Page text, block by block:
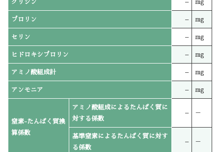
グリシン – mg
プロリン – mg
セリン – mg
ヒドロキシプロリン – mg
アミノ酸組成計 – mg
アンモニア – mg
窒素-たんぱく質換
算係数
アミノ酸組成によるたんぱく質に
対する係数
– －
基準窒素によるたんぱく質に対す
る係数
– －